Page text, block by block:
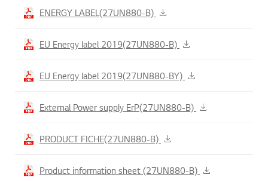
ENERGY LABEL(27UN880-B)
EU Energy label 2019(27UN880-B)
EU Energy label 2019(27UN880-BY)
External Power supply ErP(27UN880-B)
PRODUCT FICHE(27UN880-B)
Product information sheet (27UN880-B)